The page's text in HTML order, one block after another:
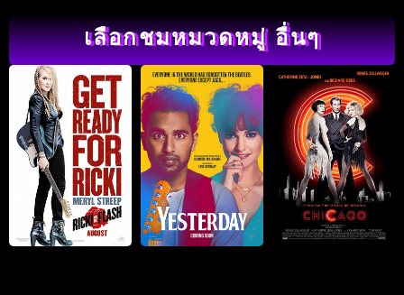
เลือกชมหมวดหมู่ อื่นๆ